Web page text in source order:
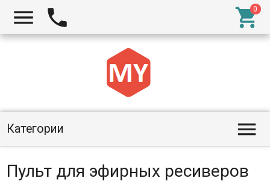
  
Категории 
Пульт для эфирных ресиверов